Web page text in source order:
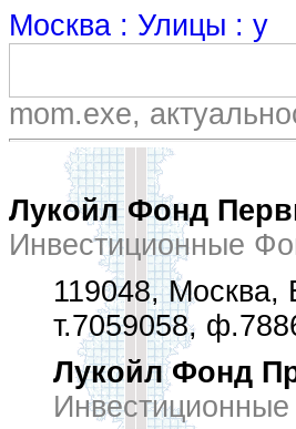
Москва : Улицы : у
mom.exe,
Лукойл Фонд
Инвестиционные
119048,
т.7059058,
Лукойл Фонд